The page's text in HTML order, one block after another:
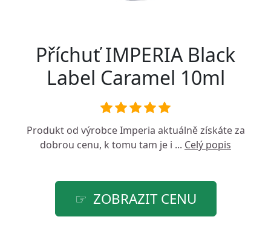
Příchuť IMPERIA Black
Label Caramel 10ml
Produkt od výrobceImperia aktuálně získáte za
dobrou cenu, k tomu tam je i ... Celý popis
ZOBRAZIT CENU